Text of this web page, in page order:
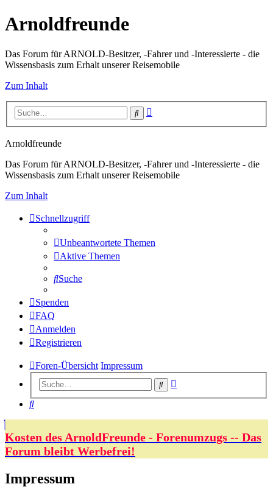
Arnoldfreunde
Das Forum für ARNOLD-Besitzer, -Fahrer und -Interessierte - die
Wissensbasis zum Erhalt unserer Reisemobile
Zum Inhalt
Suche
Arnoldfreunde
Das Forum für ARNOLD-Besitzer, -Fahrer und -Interessierte - die
Wissensbasis zum Erhalt unserer Reisemobile
Zum Inhalt
Schnellzugriff
Unbeantwortete Themen
Aktive Themen
Suche
Spenden
FAQ
Anmelden
Registrieren
Foren-Übersicht Impressum
Suche
Suche
Kosten des ArnoldFreunde - Forenumzugs -- Das
Forum bleibt Werbefrei!
Impressum